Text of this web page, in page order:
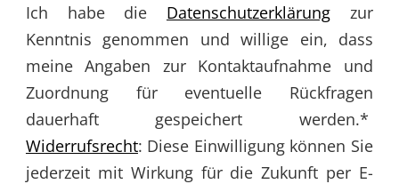
Ich habe die Datenschutzerklärungzur
Kenntnis genommen und willige ein, dass
meine Angaben zur Kontaktaufnahme und
Zuordnung für eventuelle Rückfragen
dauerhaft gespeichert werden.*
Widerrufsrecht: Diese Einwilligung können Sie
jederzeit mit Wirkung für die Zukunft per E-